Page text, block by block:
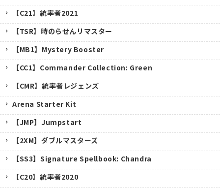
【C21】統率者2021
【TSR】時のらせんリマスター
【MB1】Mystery Booster
【CC1】Commander Collection: Green
【CMR】統率者レジェンズ
Arena Starter Kit
【JMP】Jumpstart
【2XM】ダブルマスターズ
【SS3】Signature Spellbook: Chandra
【C20】統率者2020